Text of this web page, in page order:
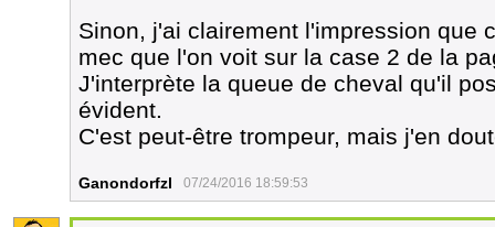
Sinon, j'ai clairement l'impression que
mec que l'on voit sur la case 2 de la
J'interprète la queue de cheval qu'il
évident.
C'est peut-être trompeur, mais j'en
Ganondorfzl 07/24/2016 18:59:53